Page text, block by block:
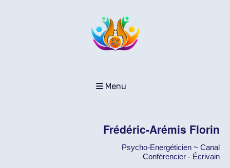
Menu
Frédéric-Arémis Florin
Psycho-Energéticien ~ Canal
Conférencier - Écrivain